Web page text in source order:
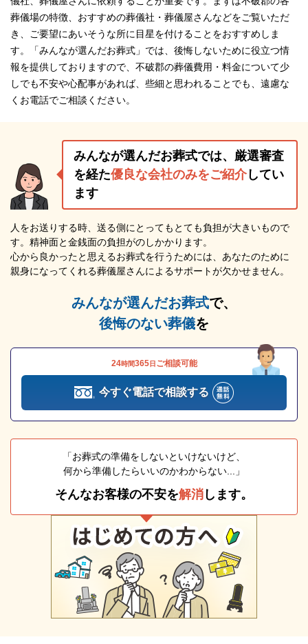
葬儀場の特徴、おすすめの葬儀社・葬儀屋さんなどをご覧いただ
き、ご要望にあいそうな所に目星を付けることをおすすめしま
す。「みんなが選んだお葬式」では、後悔しないために役立つ情
報を提供しておりますので、不破郡の葬儀費用・料金について少
しでも不安や心配事があれば、些細と思われることでも、遠慮な
くお電話でご相談ください。
みんなが選んだお葬式では、厳選審査
を経た優良な会社のみをご紹介してい
ます
人をお送りする時、送る側にとってもとても負担が大きいもので
す。精神面と金銭面の負担がのしかかります。
心から良かったと思えるお葬式を行うためには、あなたのために
親身になってくれる葬儀屋さんによるサポートが欠かせません。
みんなが選んだお葬式で、
後悔のない葬儀を
24時間365日 ご相談可能
今すぐ電話で相談する
「お葬式の準備をしないといけないけど、
何から準備したらいいのかわからない...」
そんなお客様の不安を解消 します。